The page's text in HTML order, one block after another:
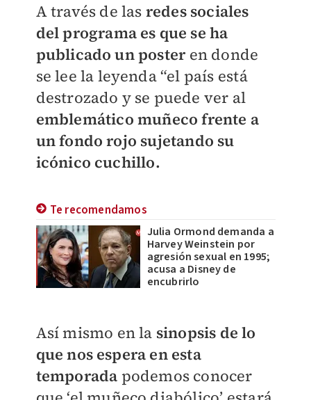
A través de las redes sociales
del programa es que se ha
publicado un poster en donde
se lee la leyenda “el país está
destrozado y se puede ver al
emblemático muñeco frente a
un fondo rojo sujetando su
icónico cuchillo.
Te recomendamos
Julia Ormond demanda a
Harvey Weinstein por
agresión sexual en 1995;
acusa a Disney de
encubrirlo
Así mismo en la sinopsis de lo
que nos espera en esta
temporada podemos conocer